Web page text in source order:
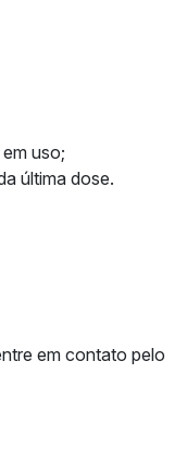
uso;
última dose.
em contato pelo